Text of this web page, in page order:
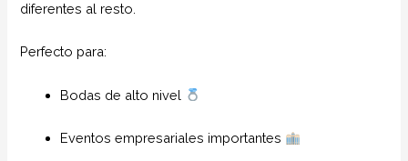
diferentes al resto.
Perfecto para:
Bodas de alto nivel
Eventos empresariales importantes